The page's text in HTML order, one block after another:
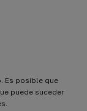
Es posible que
puede suceder